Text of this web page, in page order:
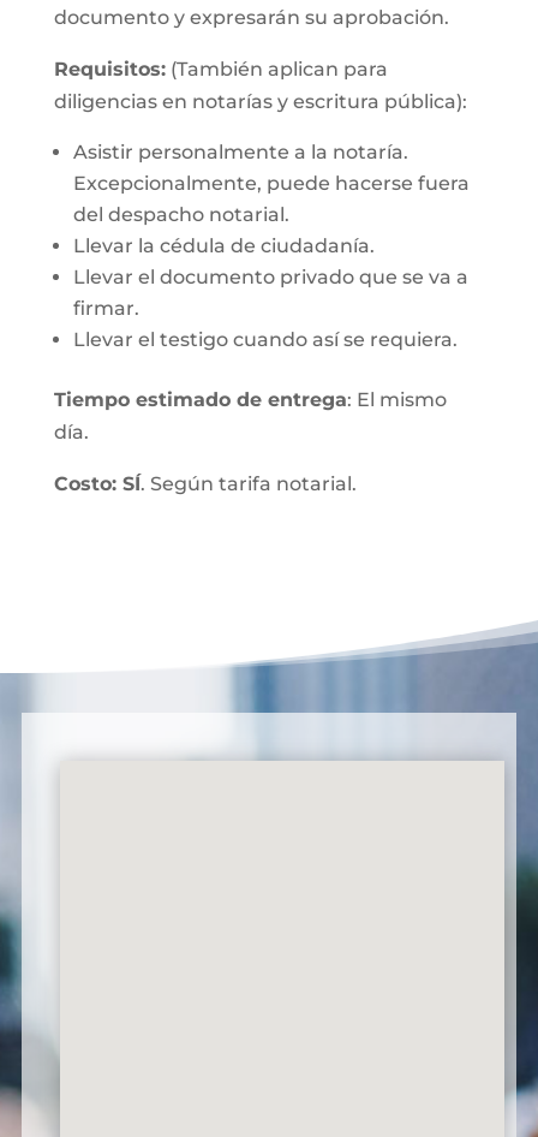
documento y expresarán su aprobación.
Requisitos:(También aplican para
diligencias en notarías y escritura pública):
Asistir personalmente a la notaría.
Excepcionalmente, puede hacerse fuera
del despacho notarial.
Llevar la cédula de ciudadanía.
Llevar el documento privado que se va a
firmar.
Llevar el testigo cuando así se requiera.
Tiempo estimado de entrega: El mismo
día.
Costo: SÍ. Según tarifa notarial.